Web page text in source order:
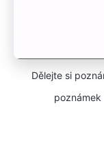
Dělejte si